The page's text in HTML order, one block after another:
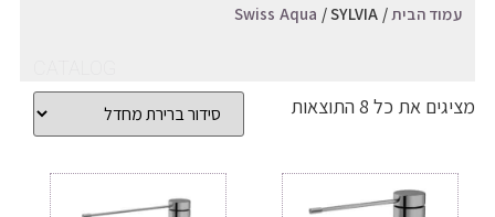
עמוד הבית /
Swiss Aqua / SYLVIA
מציגים את כל ⁦8⁩ התוצאות